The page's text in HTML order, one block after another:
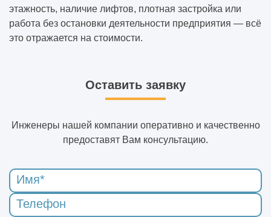
этажность, наличие лифтов, плотная застройка или
работа без остановки деятельности предприятия — всё
это отражается на стоимости.
Оставить заявку
Инженеры нашей компании оперативно и качественно
предоставят Вам консультацию.